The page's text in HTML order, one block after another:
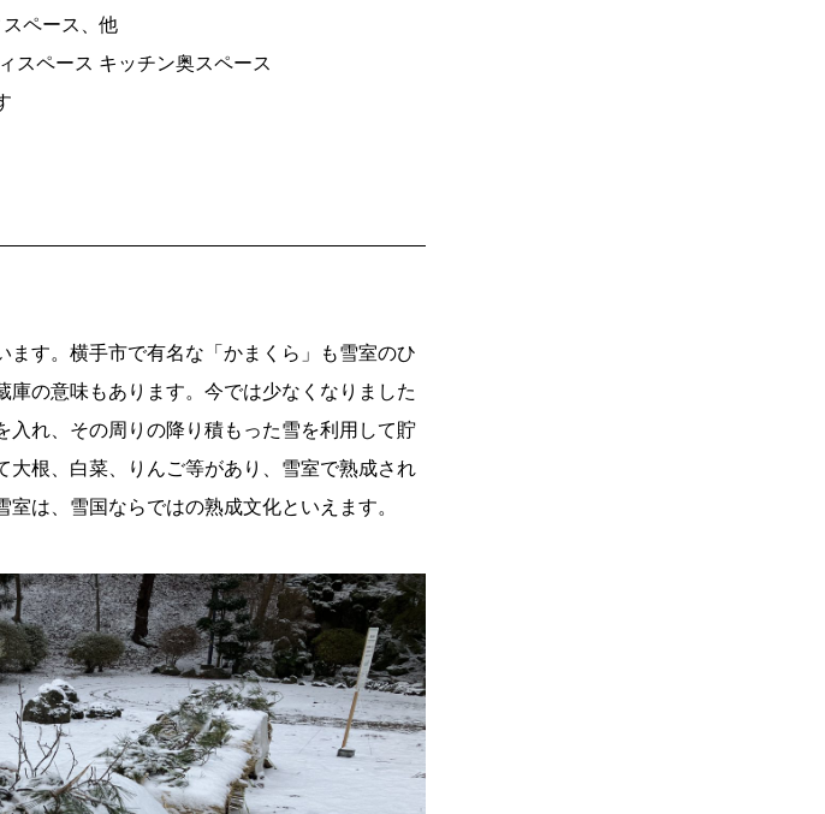
ペース、他
スペース キッチン奥スペース
す。横手市で有名な「かまくら」も雪室のひ
の意味もあります。今では少なくなりました
れ、その周りの降り積もった雪を利用して貯
根、白菜、りんご等があり、雪室で熟成され
は、雪国ならではの熟成文化といえます。